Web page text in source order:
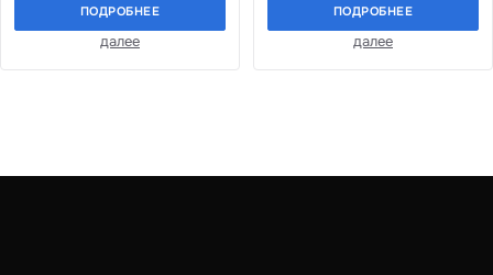
ПОДРОБНЕЕ
далее
ПОДРОБНЕЕ
далее